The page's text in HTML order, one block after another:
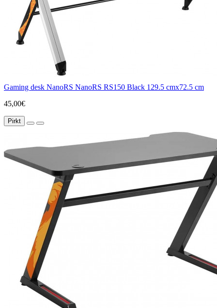
Gaming desk NanoRS NanoRS RS150 Black 129.5 cmx72.5 cm
45,00€
Pirkt